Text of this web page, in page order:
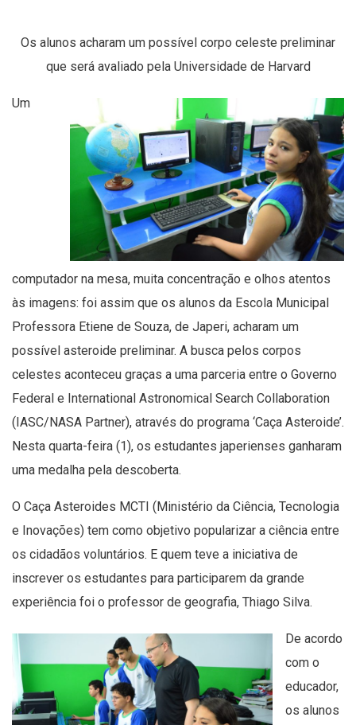
Os alunos acharam um possível corpo celeste preliminar
que será avaliado pela Universidade de Harvard
Um
computador na mesa, muita concentração e olhos atentos
às imagens: foi assim que os alunos da Escola Municipal
Professora Etiene de Souza, de Japeri, acharam um
possível asteroide preliminar. A busca pelos corpos
celestes aconteceu graças a uma parceria entre o Governo
Federal e International Astronomical Search Collaboration
(IASC/NASA Partner), através do programa ‘Caça Asteroide’.
Nesta quarta-feira (1), os estudantes japerienses ganharam
uma medalha pela descoberta.
O Caça Asteroides MCTI (Ministério da Ciência, Tecnologia
e Inovações) tem como objetivo popularizar a ciência entre
os cidadãos voluntários. E quem teve a iniciativa de
inscrever os estudantes para participarem da grande
experiência foi o professor de geografia, Thiago Silva.
De acordo
com o
educador,
os alunos